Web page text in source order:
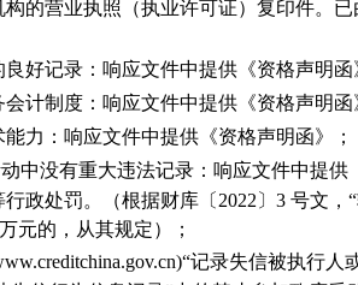
的营业执照（执业许可证）复印件。
好记录：响应文件中提供《资格声明函
计制度：响应文件中提供《资格声明函
力：响应文件中提供《资格声明函》；
中没有重大违法记录：响应文件中提
政处罚。（根据财库〔2022〕3 号文
元的，从其规定）；
记录失信被执行